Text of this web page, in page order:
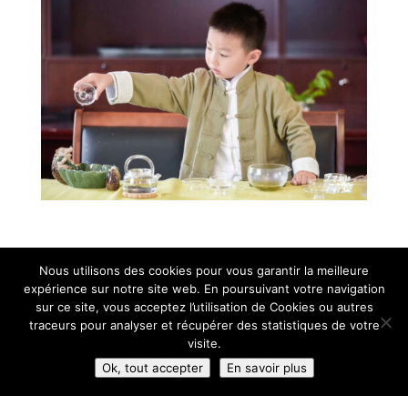
Nous utilisons des cookies pour vous garantir la meilleure
expérience sur notre site web. En poursuivant votre navigation
sur ce site, vous acceptez l’utilisation de Cookies ou autres
traceurs pour analyser et récupérer des statistiques de votre
visite.
Ok, tout accepter
En savoir plus